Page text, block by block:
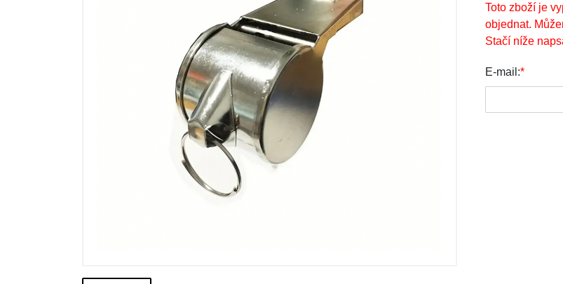
Toto zboží je
objednat.
Stačí níže
E-mail:*